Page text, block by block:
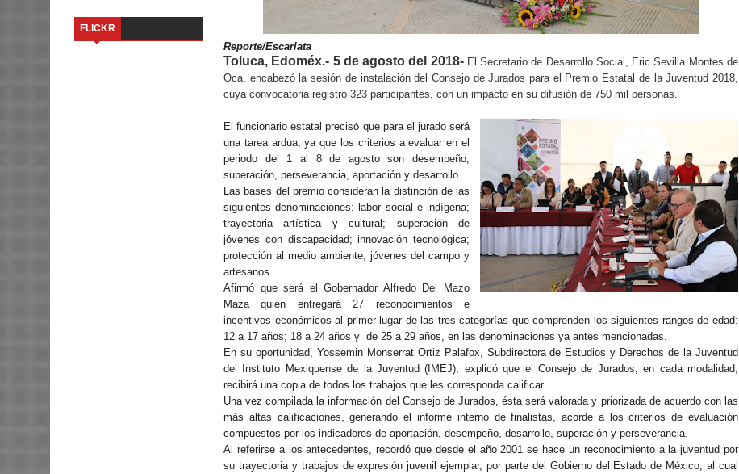
FLICKR
Reporte/Escarlata
Toluca, Edoméx.- 5 de agosto del 2018- El Secretario de Desarrollo Social, Eric Sevilla Montes de
Oca, encabezó la sesión de instalación del Consejo de Jurados para el Premio Estatal de la Juventud 2018,
cuya convocatoria registró 323 participantes, con un impacto en su difusión de 750 mil personas.
El funcionario estatal precisó que para el jurado será
una tarea ardua, ya que los criterios a evaluar en el
periodo del 1 al 8 de agosto son desempeño,
superación, perseverancia, aportación y desarrollo.
Las bases del premio consideran la distinción de las
siguientes denominaciones: labor social e indígena;
trayectoria artística y cultural; superación de
jóvenes con discapacidad; innovación tecnológica;
protección al medio ambiente; jóvenes del campo y
artesanos.
Afirmó que será el Gobernador Alfredo Del Mazo
Maza quien entregará 27 reconocimientos e
incentivos económicos al primer lugar de las tres categorías que comprenden los siguientes rangos de edad:
12 a 17 años; 18 a 24 años y de 25 a 29 años, en las denominaciones ya antes mencionadas.
En su oportunidad, Yossemin Monserrat Ortiz Palafox, Subdirectora de Estudios y Derechos de la Juventud
del Instituto Mexiquense de la Juventud (IMEJ), explicó que el Consejo de Jurados, en cada modalidad,
recibirá una copia de todos los trabajos que les corresponda calificar.
Una vez compilada la información del Consejo de Jurados, ésta será valorada y priorizada de acuerdo con las
más altas calificaciones, generando el informe interno de finalistas, acorde a los criterios de evaluación
compuestos por los indicadores de aportación, desempeño, desarrollo, superación y perseverancia.
Al referirse a los antecedentes, recordó que desde el año 2001 se hace un reconocimiento a la juventud por
su trayectoria y trabajos de expresión juvenil ejemplar, por parte del Gobierno del Estado de México, al cual